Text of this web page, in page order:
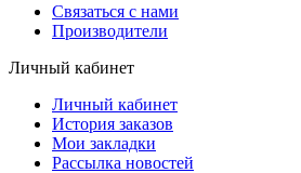
Связаться с нами
Производители
Личный кабинет
Личный кабинет
История заказов
Мои закладки
Рассылка новостей